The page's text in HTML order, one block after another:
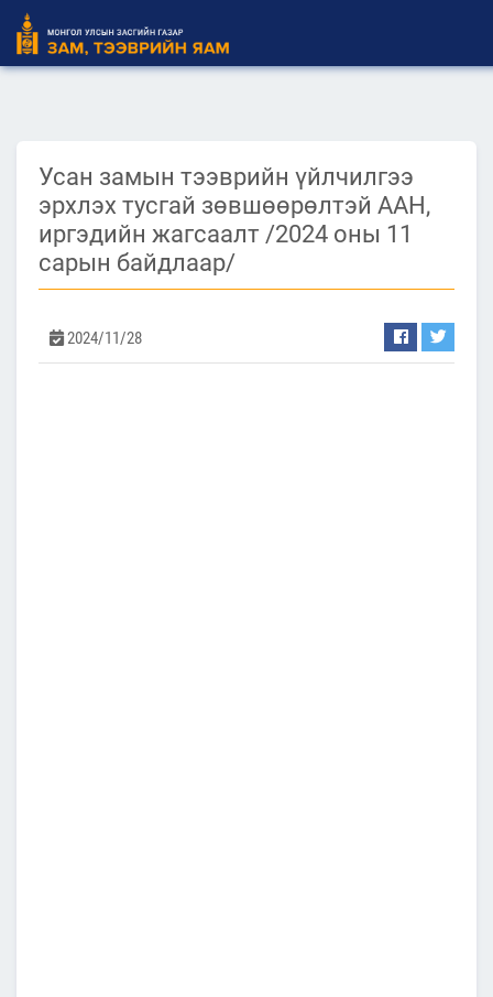
Усан замын тээврийн үйлчилгээ
эрхлэх тусгай зөвшөөрөлтэй ААН,
иргэдийн жагсаалт /2024 оны 11
сарын байдлаар/
2024/11/28